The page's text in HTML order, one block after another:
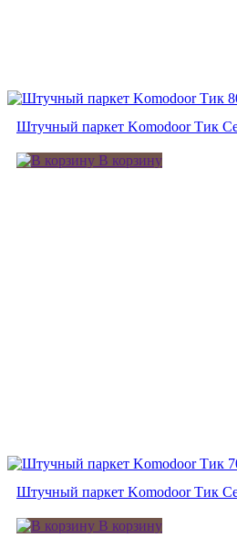
Штучный паркет Komodoor Тик
В корзину
Штучный паркет Komodoor Тик
В корзину